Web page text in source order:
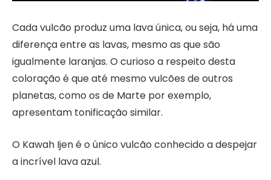
Cada vulcão produz uma lava única, ou seja, há uma
diferença entre as lavas, mesmo as que são
igualmente laranjas. O curioso a respeito desta
coloração é que até mesmo vulcões de outros
planetas, como os de Marte por exemplo,
apresentam tonificação similar.
O Kawah Ijen é o único vulcão conhecido a despejar
a incrível lava azul.